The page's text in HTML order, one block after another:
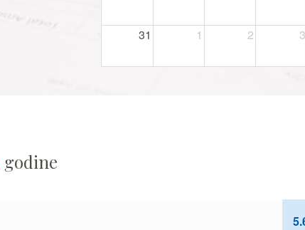
31 1 2 3
godine